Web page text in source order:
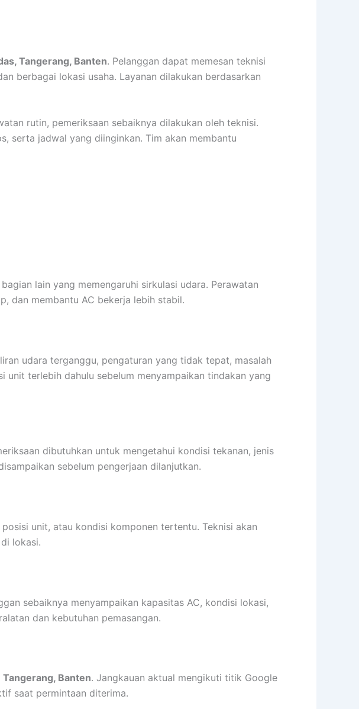
Tangerang, Banten. Pelanggan dapat memesan teknisi
berbagai lokasi usaha. Layanan dilakukan berdasarkan
rutin, pemeriksaan sebaiknya dilakukan oleh teknisi.
serta jadwal yang diinginkan. Tim akan membantu
lain yang memengaruhi sirkulasi udara. Perawatan
dan membantu AC bekerja lebih stabil.
udara terganggu, pengaturan yang tidak tepat, masalah
unit terlebih dahulu sebelum menyampaikan tindakan yang
dibutuhkan untuk mengetahui kondisi tekanan, jenis
sebelum pengerjaan dilanjutkan.
unit, atau kondisi komponen tertentu. Teknisi akan
lokasi.
sebaiknya menyampaikan kapasitas AC, kondisi lokasi,
dan kebutuhan pemasangan.
Tangerang, Banten. Jangkauan aktual mengikuti titik Google
saat permintaan diterima.